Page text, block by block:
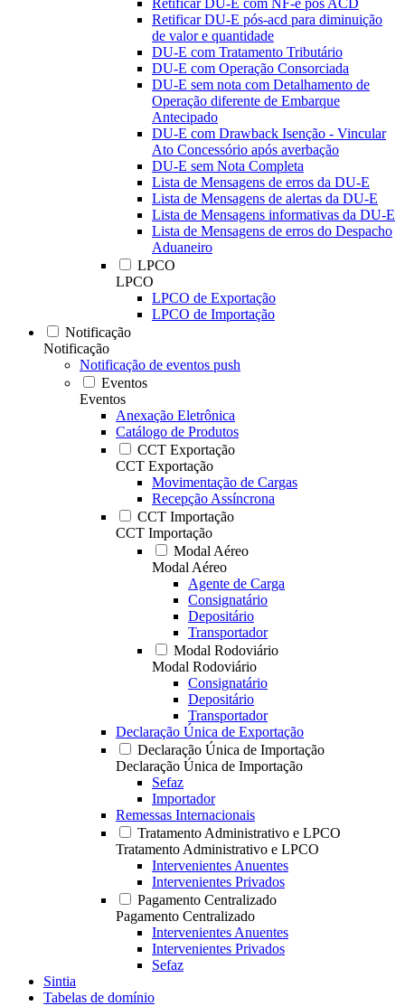
Retificar DU-E com NF-e pós ACD
Retificar DU-E pós-acd para diminuição
de valor e quantidade
DU-E com Tratamento Tributário
DU-E com Operação Consorciada
DU-E sem nota com Detalhamento de
Operação diferente de Embarque
Antecipado
DU-E com Drawback Isenção - Vincular
Ato Concessório após averbação
DU-E sem Nota Completa
Lista de Mensagens de erros da DU-E
Lista de Mensagens de alertas da DU-E
Lista de Mensagens informativas da DU-E
Lista de Mensagens de erros do Despacho
Aduaneiro
LPCO
LPCO
LPCO de Exportação
LPCO de Importação
Notificação
Notificação
Notificação de eventos push
Eventos
Eventos
Anexação Eletrônica
Catálogo de Produtos
CCT Exportação
CCT Exportação
Movimentação de Cargas
Recepção Assíncrona
CCT Importação
CCT Importação
Modal Aéreo
Modal Aéreo
Agente de Carga
Consignatário
Depositário
Transportador
Modal Rodoviário
Modal Rodoviário
Consignatário
Depositário
Transportador
Declaração Única de Exportação
Declaração Única de Importação
Declaração Única de Importação
Sefaz
Importador
Remessas Internacionais
Tratamento Administrativo e LPCO
Tratamento Administrativo e LPCO
Intervenientes Anuentes
Intervenientes Privados
Pagamento Centralizado
Pagamento Centralizado
Intervenientes Anuentes
Intervenientes Privados
Sefaz
Sintia
Tabelas de domínio